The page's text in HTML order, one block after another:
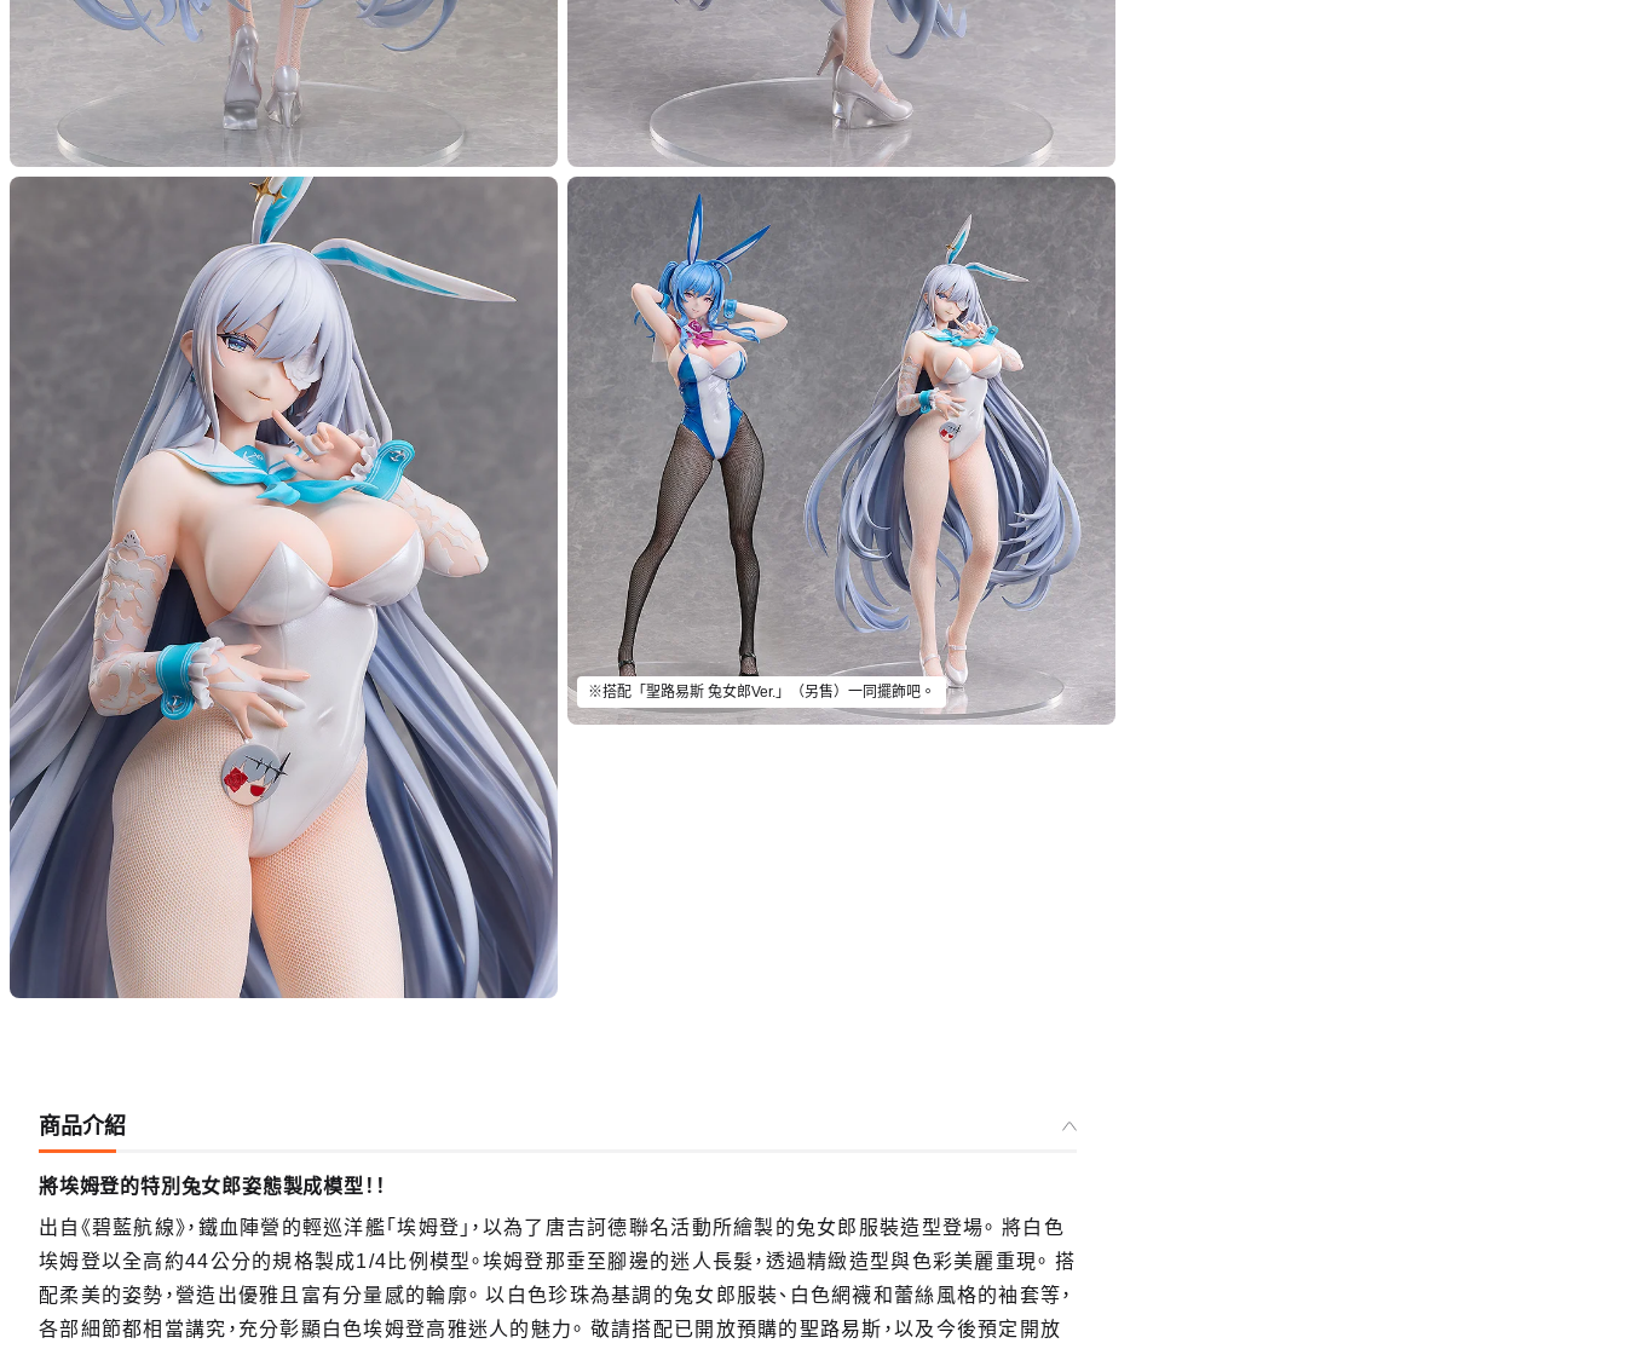
※搭配「聖路易斯 兔女郎Ver.」（另售）一同擺飾吧。
商品介紹
將埃姆登的特別兔女郎姿態製成模型！！
出自《碧藍航線》，鐵血陣營的輕巡洋艦「埃姆登」，以為了唐吉訶德聯名活動所繪製的兔女郎服裝造型登場。 將白色
埃姆登以全高約44公分的規格製成1/4比例模型。埃姆登那垂至腳邊的迷人長髮，透過精緻造型與色彩美麗重現。 搭
配柔美的姿勢，營造出優雅且富有分量感的輪廓。 以白色珍珠為基調的兔女郎服裝、白色網襪和蕾絲風格的袖套等，
各部細節都相當講究，充分彰顯白色埃姆登高雅迷人的魅力。 敬請搭配已開放預購的聖路易斯，以及今後預定開放